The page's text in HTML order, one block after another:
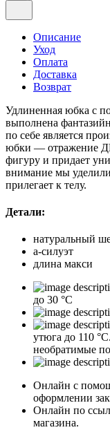
Описание
Уход
Оплата
Доставка
Возврат
Удлиненная юбка с
выполнена
по себе является
юбки — отражение
фигуру и придает
внимание мы
прилегает к телу.
Детали:
натуральный
а-силуэт
длина макси
до 30 °C
утюга до 110
необратимые
Онлайн с
оформлении
Онлайн по
магазина.